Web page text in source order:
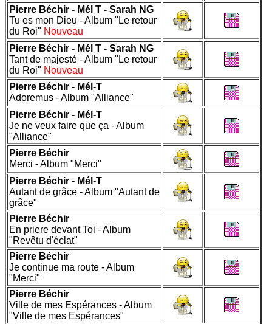
Pierre Béchir - Mél T - Sarah NG
Tu es mon Dieu - Album "Le retour
du Roi" Nouveau
Pierre Béchir - Mél T - Sarah NG
Tant de majesté - Album "Le retour
du Roi" Nouveau
Pierre Béchir - Mél-T
Adoremus - Album "Alliance"
Pierre Béchir - Mél-T
Je ne veux faire que ça - Album
"Alliance"
Pierre Béchir
Merci - Album "Merci"
Pierre Béchir - Mél-T
Autant de grâce - Album "Autant de
grâce"
Pierre Béchir
En priere devant Toi - Album
"Revêtu d'éclat"
Pierre Béchir
Je continue ma route - Album
"Merci"
Pierre Béchir
Ville de mes Espérances - Album
"Ville de mes Espérances"